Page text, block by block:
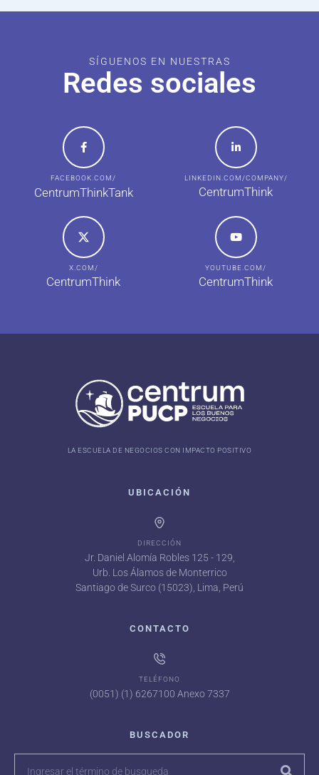
SÍGUENOS EN NUESTRAS
Redes sociales
FACEBOOK.COM/
CentrumThinkTank
LINKEDIN.COM/COMPANY/
CentrumThink
X.COM/
CentrumThink
YOUTUBE.COM/
CentrumThink
LA ESCUELA DE NEGOCIOS CON IMPACTO POSITIVO
UBICACIÓN
DIRECCIÓN
Jr. Daniel Alomía Robles 125 - 129,
Urb. Los Álamos de Monterrico
Santiago de Surco (15023), Lima, Perú
CONTACTO
TELÉFONO
(0051) (1) 6267100 Anexo 7337
BUSCADOR